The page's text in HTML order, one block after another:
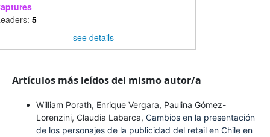
5
see details
Artículos más leídos del mismo autor/a
William Porath, Enrique Vergara, Paulina Gómez-
Lorenzini, Claudia Labarca, Cambios en la presentación
de los personajes de la publicidad del retail en Chile en